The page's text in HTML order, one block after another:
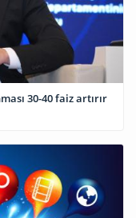
30-40 faiz artırır